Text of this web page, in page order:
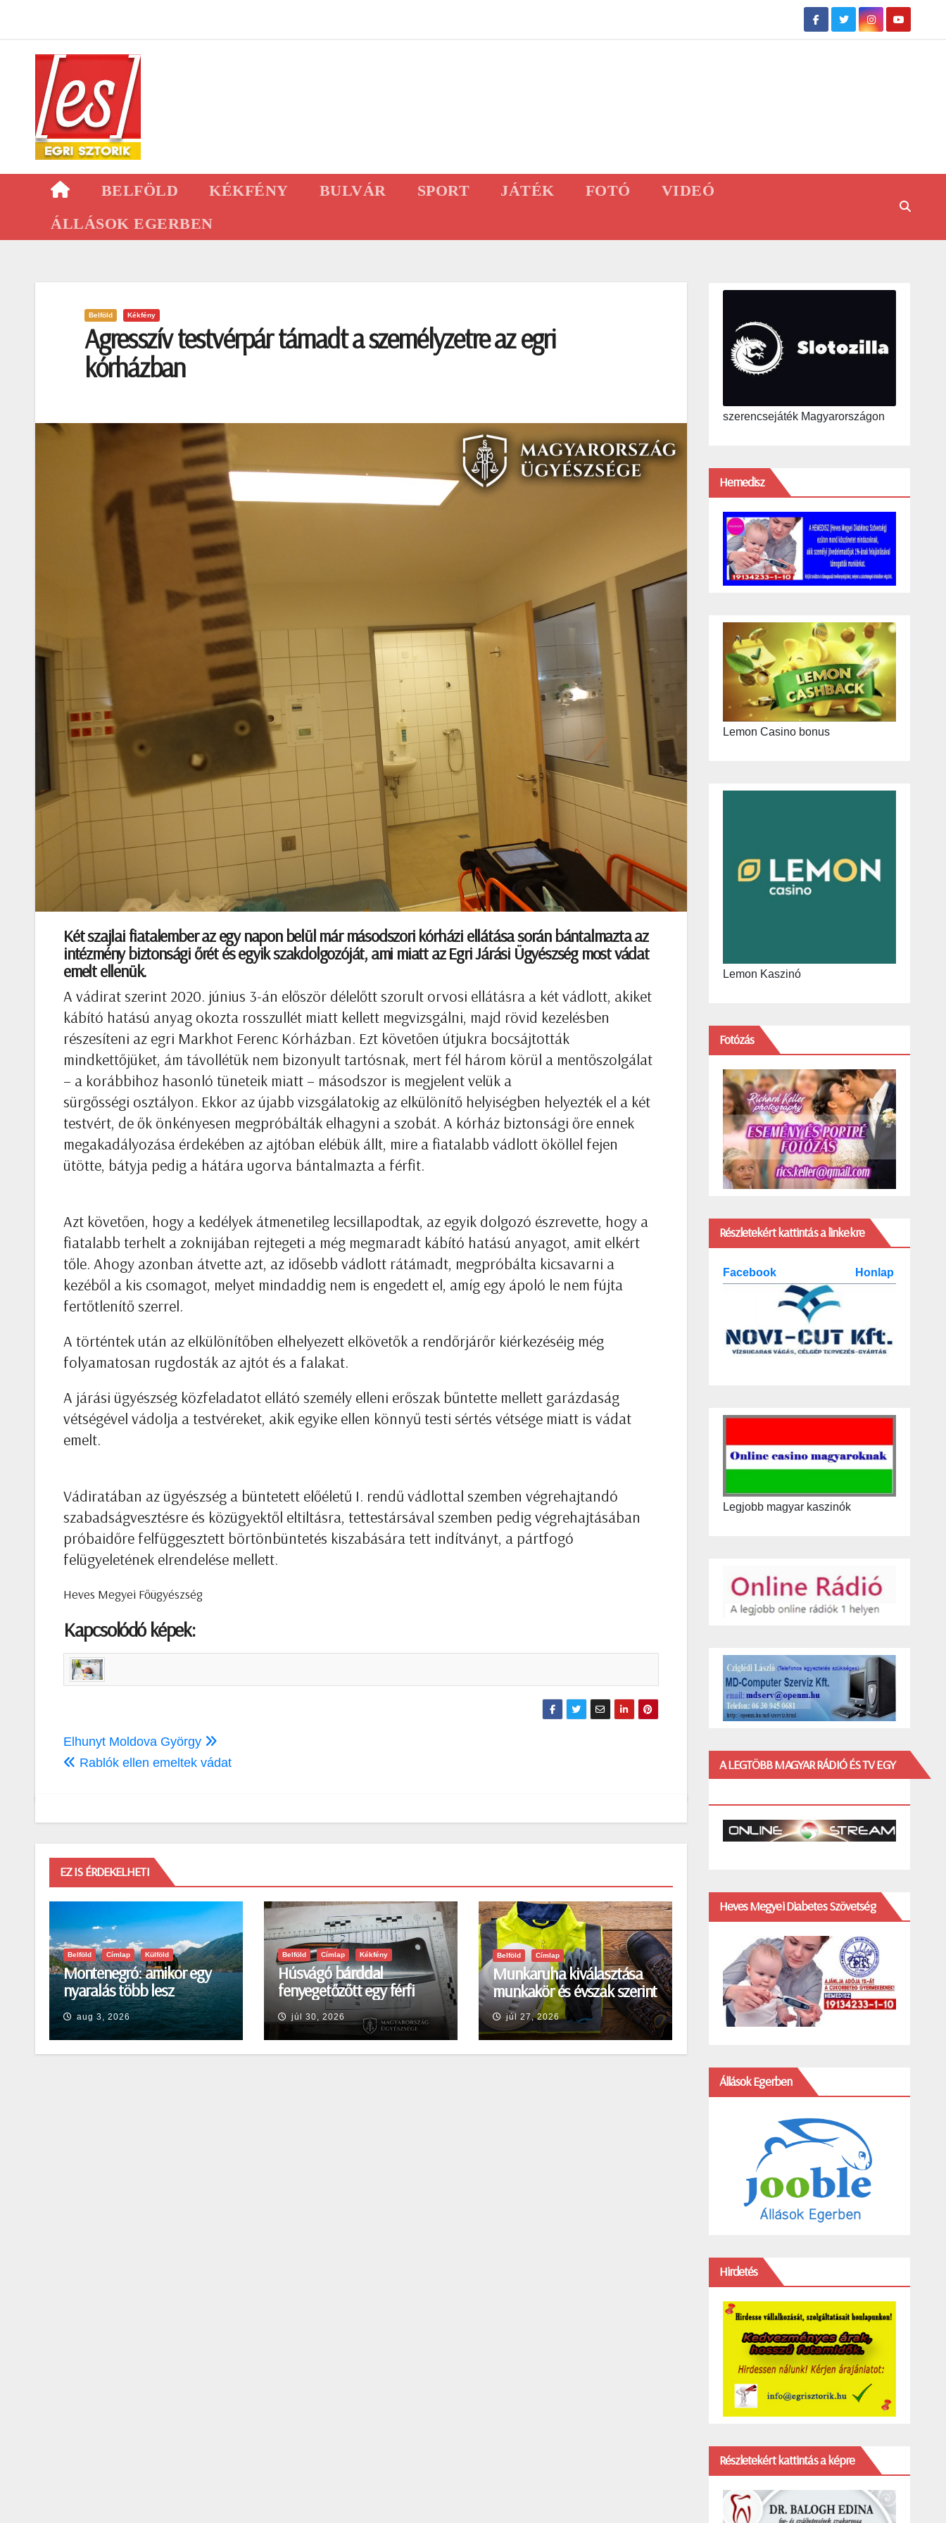
content
BELFÖLD KÉKFÉNY BULVÁR SPORT JÁTÉK FOTÓ
VIDEÓ
ÁLLÁSOK EGERBEN
Belföld Kékfény
Agresszív testvérpár támadt a személyzetre az egri
kórházban
Két szajlai fiatalember az egy napon belül már másodszori kórházi ellátása során bántalmazta az
intézmény biztonsági őrét és egyik szakdolgozóját, ami miatt az Egri Járási Ügyészség most vádat
emelt ellenük.
A vádirat szerint 2020. június 3-án először délelőtt szorult orvosi ellátásra a két vádlott, akiket
kábító hatású anyag okozta rosszullét miatt kellett megvizsgálni, majd rövid kezelésben
részesíteni az egri Markhot Ferenc Kórházban. Ezt követően útjukra bocsájtották
mindkettőjüket, ám távollétük nem bizonyult tartósnak, mert fél három körül a mentőszolgálat
– a korábbihoz hasonló tüneteik miatt – másodszor is megjelent velük a
sürgősségi osztályon. Ekkor az újabb vizsgálatokig az elkülönítő helyiségben helyezték el a két
testvért, de ők önkényesen megpróbálták elhagyni a szobát. A kórház biztonsági őre ennek
megakadályozása érdekében az ajtóban elébük állt, mire a fiatalabb vádlott ököllel fejen
ütötte, bátyja pedig a hátára ugorva bántalmazta a férfit.
Azt követően, hogy a kedélyek átmenetileg lecsillapodtak, az egyik dolgozó észrevette, hogy a
fiatalabb terhelt a zoknijában rejtegeti a még megmaradt kábító hatású anyagot, amit elkért
tőle. Ahogy azonban átvette azt, az idősebb vádlott rátámadt, megpróbálta kicsavarni a
kezéből a kis csomagot, melyet mindaddig nem is engedett el, amíg egy ápoló le nem fújta
fertőtlenítő szerrel.
A történtek után az elkülönítőben elhelyezett elkövetők a rendőrjárőr kiérkezéséig még
folyamatosan rugdosták az ajtót és a falakat.
A járási ügyészség közfeladatot ellátó személy elleni erőszak bűntette mellett garázdaság
vétségével vádolja a testvéreket, akik egyike ellen könnyű testi sértés vétsége miatt is vádat
emelt.
Vádiratában az ügyészség a büntetett előéletű I. rendű vádlottal szemben végrehajtandó
szabadságvesztésre és közügyektől eltiltásra, tettestársával szemben pedig végrehajtásában
próbaidőre felfüggesztett börtönbüntetés kiszabására tett indítványt, a pártfogó
felügyeletének elrendelése mellett.
Heves Megyei Főügyészség
Kapcsolódó képek:
Bejegyzés
navigáció
Elhunyt Moldova György
Rablók ellen emeltek vádat
EZ IS ÉRDEKELHETI
Belföld Címlap Külföld
Montenegró: amikor egy
nyaralás több lesz
egyszerű pihenésnél
aug 3, 2026
Belföld Címlap Kékfény
Húsvágó bárddal
fenyegetőzőtt egy férfi
Egerben
júl 30, 2026
Belföld Címlap
Munkaruha kiválasztása
munkakör és évszak szerint
júl 27, 2026
szerencsejáték Magyarországon
Hemedisz
Lemon Casino bonus
Lemon Kaszinó
Fotózás
Részletekért kattintás a linkekre
Facebook Honlap
Legjobb magyar kaszinók
A LEGTÖBB MAGYAR RÁDIÓ ÉS TV EGY
Heves Megyei Diabetes Szövetség
Állások Egerben
Hirdetés
Részletekért kattintás a képre